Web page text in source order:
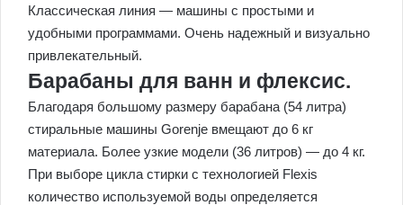
Классическая линия — машины с простыми и
удобными программами. Очень надежный и визуально
привлекательный.
Барабаны для ванн и флексис.
Благодаря большому размеру барабана (54 литра)
стиральные машины Gorenje вмещают до 6 кг
материала. Более узкие модели (36 литров) — до 4 кг.
При выборе цикла стирки с технологией Flexis
количество используемой воды определяется